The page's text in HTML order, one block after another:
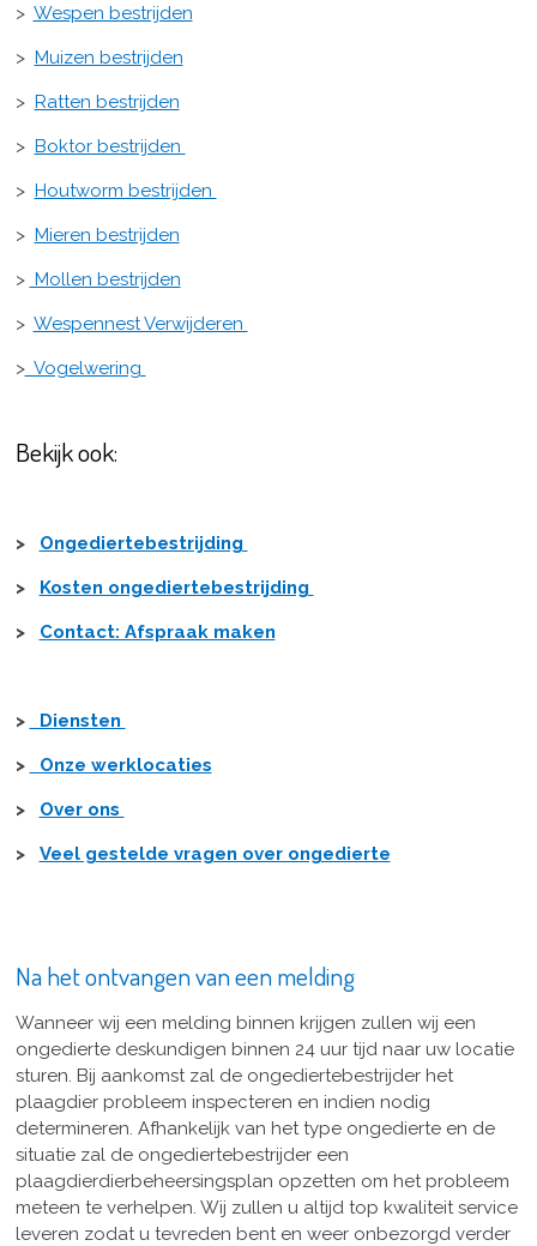
> Wespen bestrijden
> Muizen bestrijden
> Ratten bestrijden
> Boktor bestrijden
> Houtworm bestrijden
> Mieren bestrijden
> Mollen bestrijden
> Wespennest Verwijderen
>Vogelwering
Bekijk ook:
> Ongediertebestrijding
> Kosten ongediertebestrijding
> Contact: Afspraak maken
> Diensten
> Onze werklocaties
> Over ons
> Veel gestelde vragen over ongedierte
Na het ontvangen van een melding
Wanneer wij een melding binnen krijgen zullen wij een
ongedierte deskundigen binnen 24 uur tijd naar uw locatie
sturen. Bij aankomst zal de ongediertebestrijder het
plaagdier probleem inspecteren en indien nodig
determineren. Afhankelijk van het type ongedierte en de
situatie zal de ongediertebestrijder een
plaagdierdierbeheersingsplan opzetten om het probleem
meteen te verhelpen. Wij zullen u altijd top kwaliteit service
leveren zodat u tevreden bent en weer onbezorgd verder